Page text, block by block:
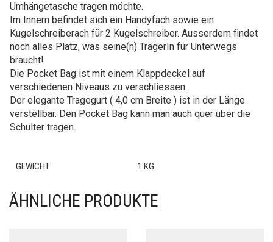
Umhängetasche tragen möchte.
Im Innern befindet sich ein Handyfach sowie ein
Kugelschreiberach für 2 Kugelschreiber. Ausserdem findet
noch alles Platz, was seine(n) TrägerIn für Unterwegs
braucht!
Die Pocket Bag ist mit einem Klappdeckel auf
verschiedenen Niveaus zu verschliessen.
Der elegante Tragegurt ( 4,0 cm Breite ) ist in der Länge
verstellbar. Den Pocket Bag kann man auch quer über die
Schulter tragen.
GEWICHT 1 KG
ÄHNLICHE PRODUKTE